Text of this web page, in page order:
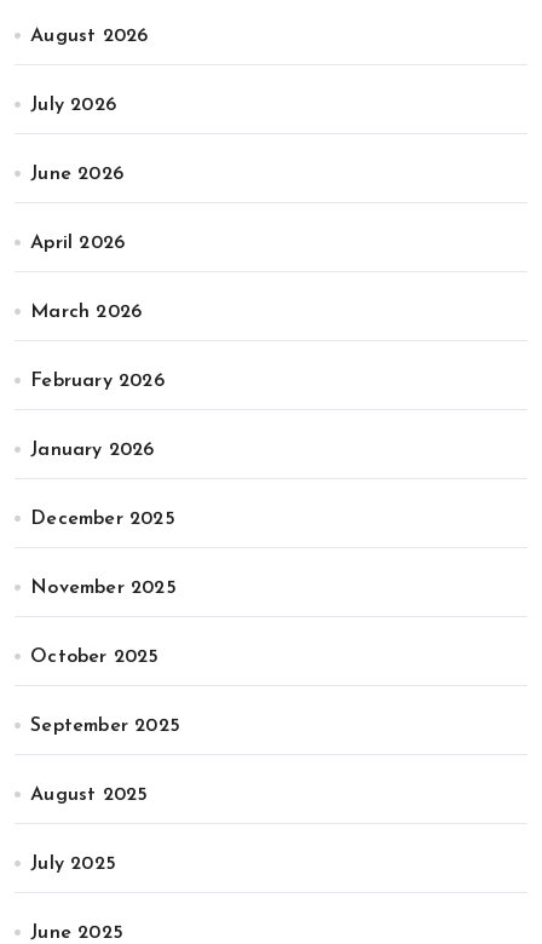
August 2026
July 2026
June 2026
April 2026
March 2026
February 2026
January 2026
December 2025
November 2025
October 2025
September 2025
August 2025
July 2025
June 2025